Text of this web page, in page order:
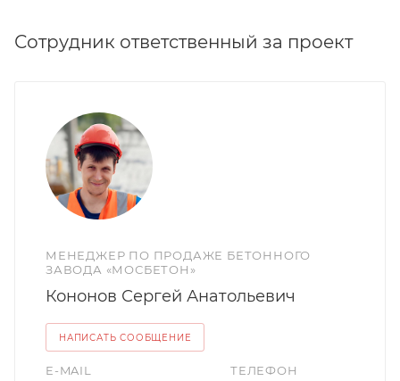
Сотрудник ответственный за проект
МЕНЕДЖЕР ПО ПРОДАЖЕ БЕТОННОГО
ЗАВОДА «МОСБЕТОН»
Кононов Сергей Анатольевич
НАПИСАТЬ СООБЩЕНИЕ
E-MAIL ТЕЛЕФОН